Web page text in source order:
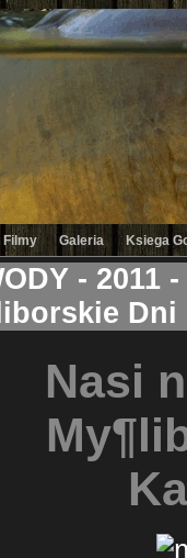
Filmy Galeria Ksiega
- 2011
Dni
Nasi